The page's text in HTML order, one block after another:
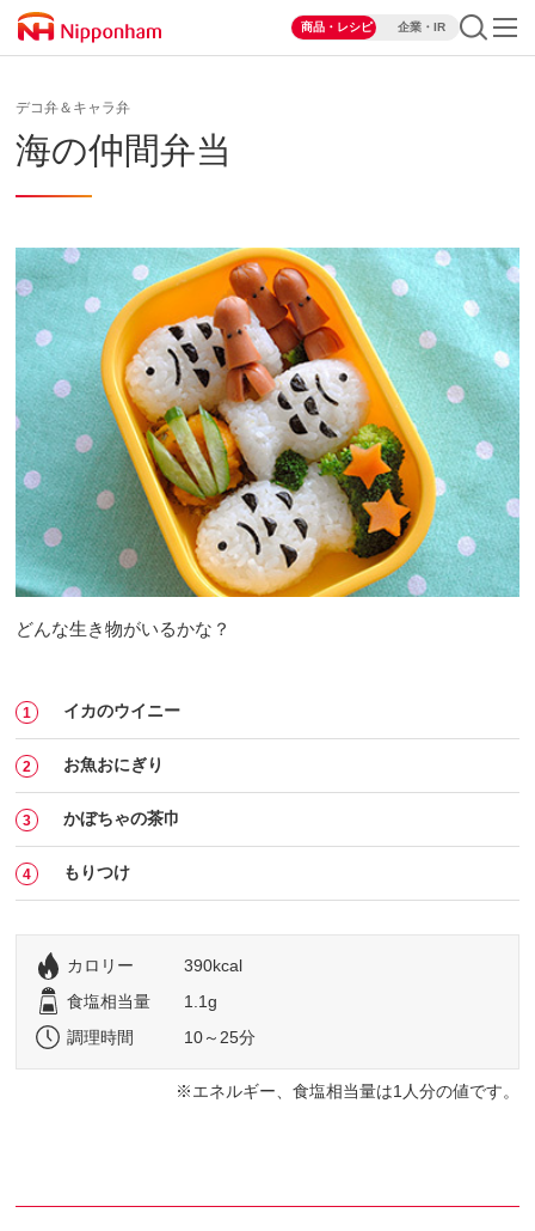
商品・レシピ 企業・IR
デコ弁＆キャラ弁
海の仲間弁当
どんな生き物がいるかな？
イカのウイニー
お魚おにぎり
かぼちゃの茶巾
もりつけ
カロリー
390kcal
食塩相当量
1.1g
調理時間
10～25分
エネルギー、食塩相当量は1人分の値です。